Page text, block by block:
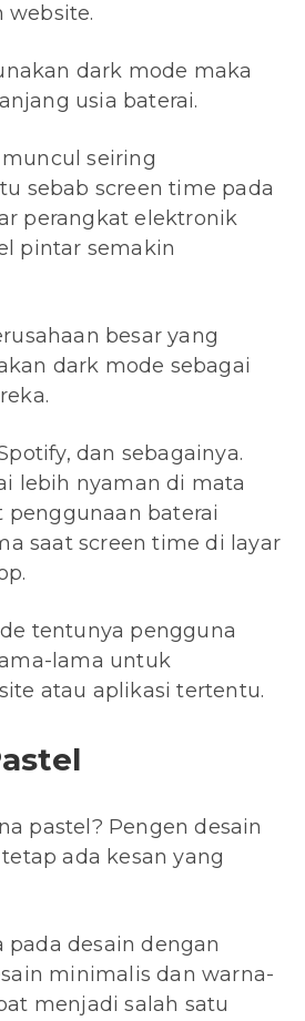
website.
dark mode maka
usia baterai.
seiring
sebab screen time pada
perangkat elektronik
pintar semakin
besar yang
dark mode sebagai
dan sebagainya.
lebih nyaman di mata
baterai
saat screen time di layar
tentunya pengguna
lama untuk
atau aplikasi tertentu.
pastel? Pengen desain
ada kesan yang
pada desain dengan
minimalis dan warna-
menjadi salah satu